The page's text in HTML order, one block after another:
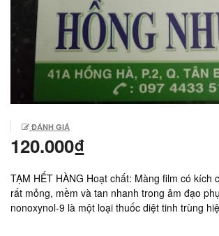
ĐÁNH GIÁ
120.000₫
TẠM HẾT HÀNG Hoạt chất: Màng film có kích
rất mỏng, mềm và tan nhanh trong âm đạo
nonoxynol-9 là một loại thuốc diệt tinh trùng